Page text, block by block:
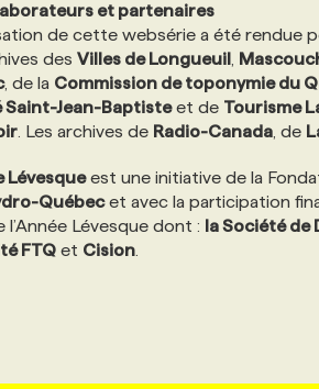
et partenaires
de cette websérie a été rendue
des Villes de Longueuil
, de la Commission de toponymie du
Saint-Jean-Baptisteet de Tourisme
. Les archives de Radio-Canada , de
Lévesqueest une initiative de la
Québecet avec la participation
l’Année Lévesque dont : la Société de
FTQ et Cision